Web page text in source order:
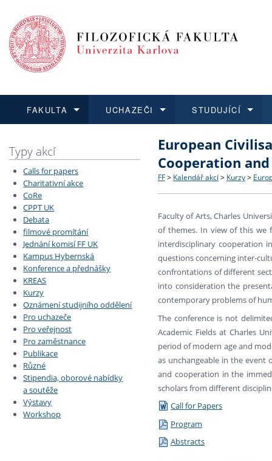
FAKULTA
Dozvědět se více
Struktura a historie
Strategie a další
Absolventi fakulty
Fakultní školy FF UK
UCHAZEČI
Podat přihlášku
Co studovat a jak se
Učitelské studijní
STUDUJÍCÍ
Dozvědět se více
Bakalářské a magisterské
Doktorské studium
Dozvědět se více
O vědě a výzkumu na FF
Akademické kvalifikace
Dozvědět se více
Aktuální nabídky a
Vyjíždějící studenti
Vyjíždějící zaměstnanci
Typy akcí
Calls for papers
Charitativní akce
CoRe
CPPT UK
Debata
filmové promítání
Jednání komisí FF UK
Kampus Hybernská
Konference a přednášky
KREAS
Kurzy
Oznámení studijního oddělení
Pro uchazeče
Pro veřejnost
Pro zaměstnance
Publikace
Různé
Stipendia, oborové nabídky
a soutěže
Výstavy
Workshop
European
Cooperation
FF > Kalendář akcí > Kurzy >
Faculty of Arts, Charles
of themes. In view of this we
interdisciplinary cooperation
questions concerning inter-
confrontations of different
into consideration the
contemporary problems of
The conference is not
Academic Fields at Charles
period of modern age and
as unchangeable in the event
and cooperation in the
scholars from different
Call for Papers
Program
Abstracts